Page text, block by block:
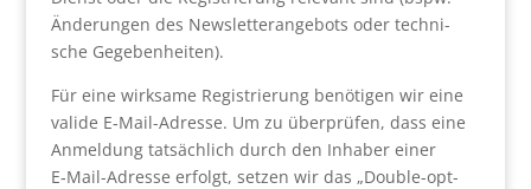
Ände­run­gen des News­let­ter­an­ge­bots oder tech­ni­
sche Gege­ben­hei­ten).
Für eine wirk­sa­me Regis­trie­rung benö­ti­gen wir eine
vali­de E‑Mail-Adres­se. Um zu über­prü­fen, dass eine
Anmel­dung tat­säch­lich durch den Inha­ber einer
E‑Mail-Adres­se erfolgt, set­zen wir das „Double-opt-